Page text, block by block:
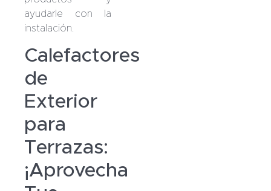
ayudarle con la
instalación.
Calefactores
de
Exterior
para
Terrazas:
¡Aprovecha